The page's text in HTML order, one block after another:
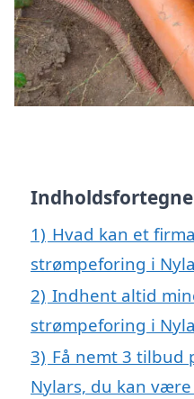
1) Hvad kan et
strømpeforing i
2) Indhent altid
strømpeforing i
3) Få nemt 3 tilbud
Nylars, du kan